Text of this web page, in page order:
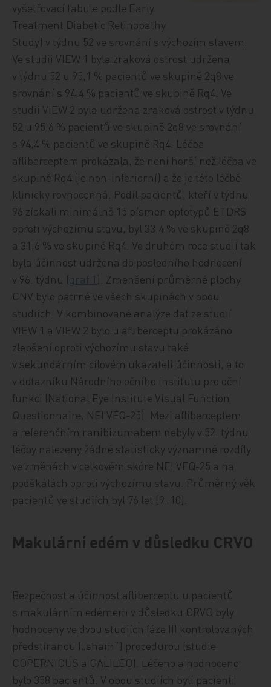
vyšetřovací tabule podle Early
Treatment Diabetic Retinopathy
Study) v týdnu 52 ve srovnání s výchozím stavem.
Ve studii VIEW 1 byla zraková ostrost udržena
v týdnu 52 u 95,1 % pacientů ve skupině 2q8 ve
srovnání s 94,4 % pacientů ve skupině Rq4. Ve
studii VIEW 2 byla udržena zraková ostrost v týdnu
52 u 95,6 % pacientů ve skupině 2q8 ve srovnání
s 94,4 % pacientů ve skupině Rq4. Léčba
afliberceptem prokázala, že není horší než léčba ve
skupině Rq4 (je non-inferiorní) a že je této léčbě
klinicky rovnocenná. Podíl pacientů, kteří v týdnu
96 získali minimálně 15 písmen optotypů ETDRS
oproti výchozímu stavu, byl 33,4 % ve skupině 2q8
a 31,6 % ve skupině Rq4. Ve druhém roce studií tak
byla účinnost udržena do posledního hodnocení
v 96. týdnu (
). Zmenšení průměrné plochy
CNV bylo patrné ve všech skupinách v obou
studiích. V kombinované analýze dat ze studií
VIEW 1 a VIEW 2 bylo u afliberceptu prokázáno
zlepšení oproti výchozímu stavu také
v sekundárním cílovém ukazateli účinnosti, a to
v dotazníku Národního očního institutu pro oční
funkci (National Eye Institute Visual Function
Questionnaire, NEI VFQ-25). Mezi afliberceptem
a referenčním ranibizumabem nebyly v 52. týdnu
léčby nalezeny žádné statisticky významné rozdíly
ve změnách v celkovém skóre NEI VFQ-25 a na
podškálách oproti výchozímu stavu. Průměrný věk
pacientů ve studiích byl 76 let [9, 10].
Makulární edém v důsledku CRVO
Bezpečnost a účinnost afliberceptu u pacientů
s makulárním edémem v důsledku CRVO byly
hodnoceny ve dvou studiích fáze III kontrolovaných
předstíranou („sham“) procedurou (studie
COPERNICUS a GALILEO). Léčeno a hodnoceno
bylo 358 pacientů. V obou studiích byli pacienti